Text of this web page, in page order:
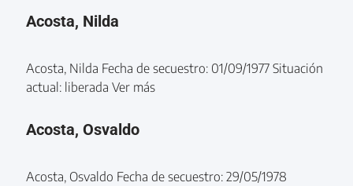
Acosta, Nilda
Acosta, Nilda Fecha de secuestro: 01/09/1977 Situación
actual: liberada Ver más
Acosta, Osvaldo
Acosta, Osvaldo Fecha de secuestro: 29/05/1978